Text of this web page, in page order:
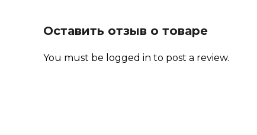
Оставить отзыв о товаре
You must be logged in to post a review.